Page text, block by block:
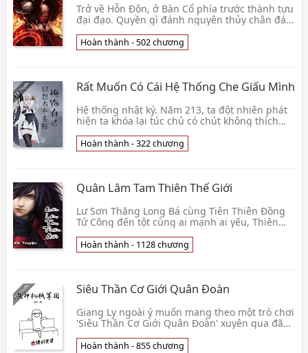
Trở về Hỗn Độn, ở Bàn Cổ phía trước thành tựu
đại đạo. Quyền gì đánh nguyên thủy chân đá
tới cũn👦 Tiểu Tiểu Yêu
Hoàn thành - 502 chương
Rất Muốn Có Cái Hệ Thống Che Giấu Mình
Hệ thống nhật ký. Năm 213, ta đột nhiên phát
hiện ta khóa lại túc chủ có chút không thích
sướng, đ👦 Mộng L Kỷ Độ Hàn Thu
Hoàn thành - 322 chương
Quân Lâm Tam Thiên Thế Giới
Lư Sơn Thăng Long Bá cùng Tiên Thiên Đồng
Tử Công đến tột cùng ai mạnh ai yếu, Thiên
cùng ai càng c👦 Dịch Tử Thất
Hoàn thành - 1128 chương
Siêu Thần Cơ Giới Quân Đoàn
Giang Ly ngoài ý muốn mang theo một trò chơi
'Siêu Thần Cơ Giới Quân Đoàn' xuyên qua đã
thành bấ👦 Lục Thu
Hoàn thành - 855 chương